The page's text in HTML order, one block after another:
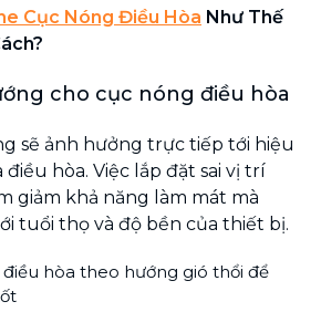
Cục Nóng Điều Hòa Như Thế
cho cục nóng điều hòa
sẽ ảnh hưởng trực tiếp tới hiệu
điều hòa. Việc lắp đặt sai vị trí
giảm khả năng làm mát mà
tuổi thọ và độ bền của thiết bị.